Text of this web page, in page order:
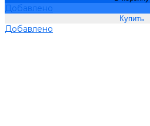
Добавлено
Добавлено